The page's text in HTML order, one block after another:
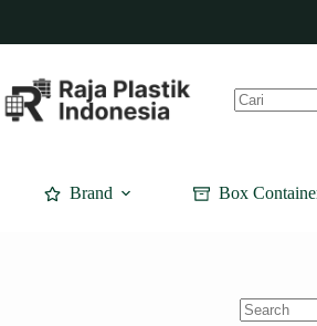
content
Brand Box